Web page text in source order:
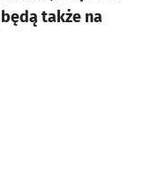
także na